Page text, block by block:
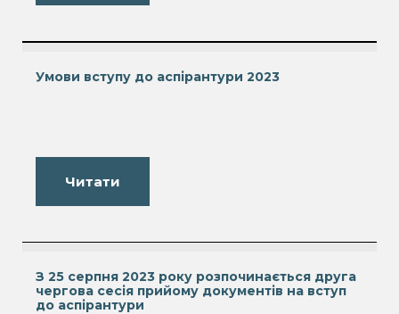
Умови вступу до аспірантури 2023
Читати
З 25 серпня 2023 року розпочинається друга
чергова сесія прийому документів на вступ
до аспірантури